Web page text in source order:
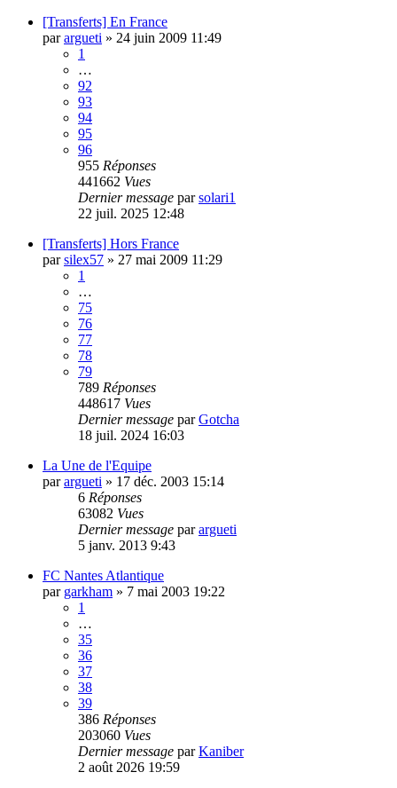
[Transferts] En France
parargueti » 24 juin 2009 11:49
1
…
92
93
94
95
96
955 Réponses
441662 Vues
Dernier message parsolari1
22 juil. 2025 12:48
[Transferts] Hors France
parsilex57 » 27 mai 2009 11:29
1
…
75
76
77
78
79
789 Réponses
448617 Vues
Dernier message parGotcha
18 juil. 2024 16:03
La Une de l'Equipe
parargueti » 17 déc. 2003 15:14
6 Réponses
63082 Vues
Dernier message parargueti
5 janv. 2013 9:43
FC Nantes Atlantique
par garkham » 7 mai 2003 19:22
1
…
35
36
37
38
39
386 Réponses
203060 Vues
Dernier message parKaniber
2 août 2026 19:59